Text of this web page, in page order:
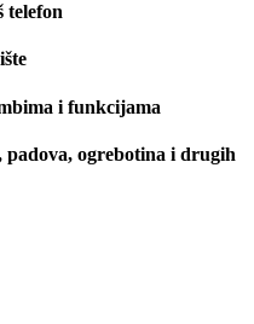
telefon
i funkcijama
ogrebotina i drugih